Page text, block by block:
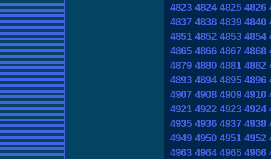
4823 4824 4825 4826
4837 4838 4839 4840
4851 4852 4853 4854
4865 4866 4867 4868
4879 4880 4881 4882
4893 4894 4895 4896
4907 4908 4909 4910
4921 4922 4923 4924
4935 4936 4937 4938
4949 4950 4951 4952
4963 4964 4965 4966